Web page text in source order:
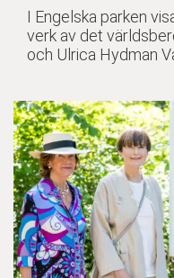
I Engelska parken
verk av det
och Ulrica Hydman